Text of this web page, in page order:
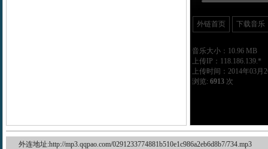
外链首页 下载音乐
音乐大小：10.96 MB
上传IP：118.186.139.*
上传时间：2014年03月
浏览: 6913次
外连地址:http://mp3.qqpao.com/0291233774881b510e1c986a2eb6d8b7/734.mp3